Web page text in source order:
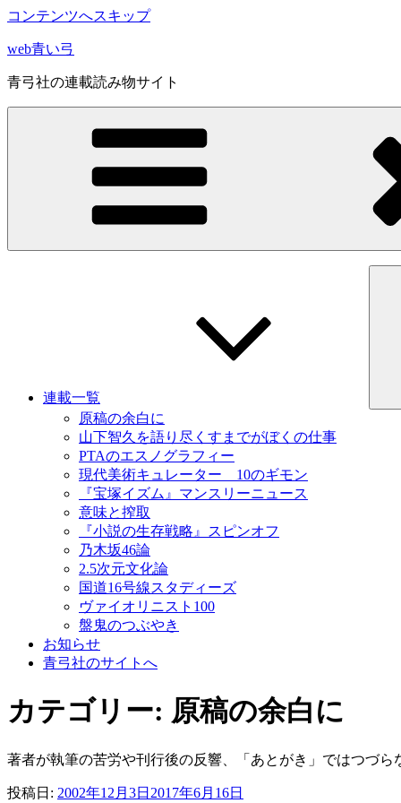
コンテンツへスキップ
web青い弓
青弓社の連載読み物サイト
連載一覧
原稿の余白に
山下智久を語り尽くすまでがぼくの仕事
PTAのエスノグラフィー
現代美術キュレーター 10のギモン
『宝塚イズム』マンスリーニュース
意味と搾取
『小説の生存戦略』スピンオフ
乃木坂46論
2.5次元文化論
国道16号線スタディーズ
ヴァイオリニスト100
盤鬼のつぶやき
お知らせ
青弓社のサイトへ
カテゴリー: 原稿の余白に
著者が執筆の苦労や刊行後の反響、「あとがき」ではつづ
投稿日: 2002年12月3日 2017年6月16日